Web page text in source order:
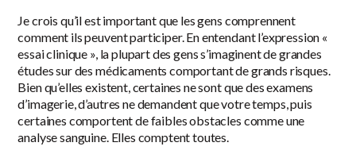
Je crois qu’il est important que les gens comprennent
comment ils peuvent participer. En entendant l’expression «
essai clinique », la plupart des gens s’imaginent de grandes
études sur des médicaments comportant de grands risques.
Bien qu’elles existent, certaines ne sont que des examens
d’imagerie, d’autres ne demandent que votre temps, puis
certaines comportent de faibles obstacles comme une
analyse sanguine. Elles comptent toutes.